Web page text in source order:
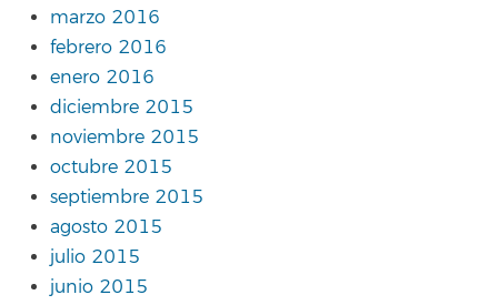
marzo 2016
febrero 2016
enero 2016
diciembre 2015
noviembre 2015
octubre 2015
septiembre 2015
agosto 2015
julio 2015
junio 2015